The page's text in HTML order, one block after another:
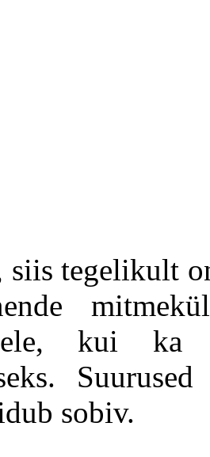
siis tegelikult
kui ka
sobiv.